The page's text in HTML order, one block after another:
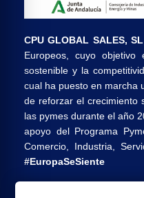
CPU GLOBAL SALES, SL
Europeos, cuyo
sostenible y la
cual ha puesto en marcha
de reforzar el crecimiento
las pymes durante el año
apoyo del Programa
Comercio, Industria,
#EuropaSeSiente